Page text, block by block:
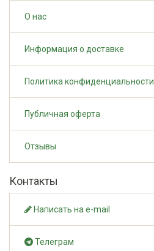
О нас
Информация о доставке
Политика конфиденциальности
Публичная оферта
Отзывы
Контакты
Написать на e-mail
Телеграм